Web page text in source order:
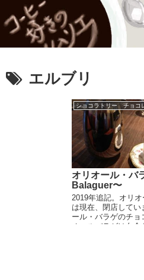
エルブリ
オリオール・バ
Balaguer〜
2019年追記。オリ
は現在、閉店してい
ール・バラゲのチョ
オールバラゲは白金